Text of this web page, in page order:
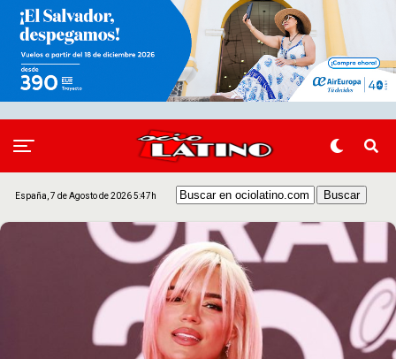
España, 7 de Agosto de 2026 5:47h